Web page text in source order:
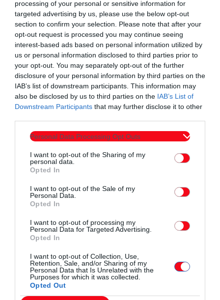
processing of your personal or sensitive information for
targeted advertising by us, please use the below opt-out
section to confirm your selection. Please note that after your
opt-out request is processed you may continue seeing
interest-based ads based on personal information utilized by
us or personal information disclosed to third parties prior to
your opt-out. You may separately opt-out of the further
disclosure of your personal information by third parties on the
IAB’s list of downstream participants. This information may
also be disclosed by us to third parties on the IAB’s List of
Downstream Participants that may further disclose it to other
Personal Data Processing Opt Outs
I want to opt-out of the Sharing of my
personal data.
Opted In
I want to opt-out of the Sale of my
Personal Data.
Opted In
I want to opt-out of processing my
Personal Data for Targeted Advertising.
Opted In
I want to opt-out of Collection, Use,
Retention, Sale, and/or Sharing of my
Personal Data that Is Unrelated with the
Purposes for which it was collected.
Opted Out
καταφέρουμε . Πλέον ξεκάθαρα το μυαλό μας είναι στον
ημιτελικό του κυπέλλου με τον ΠΑΟΚ Κομοτηνής και έτσι στα
4 τελευταία παιχνίδια θα γίνει ένα μικρό ροτεισον και
δοκιμές ώστε να παρουσιαστούμε έτοιμοι και όσο το δυνατό
ξεκούραστοι. Τα παραπάνω σημειώνουν στο ΦΒ της Δόξας
Γρατινής για τον αγώνα με τον Μέγα Αλέξανδρο Ιάσμου.